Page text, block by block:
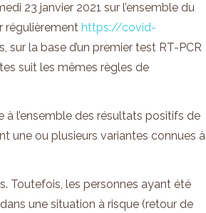
23 janvier 2021 sur l’ensemble du
régulièrement https://covid-
la base d’un premier test RT-PCR
suit les mêmes règles de
à l’ensemble des résultats positifs de
une ou plusieurs variantes connues à
Toutefois, les personnes ayant été
une situation à risque (retour de